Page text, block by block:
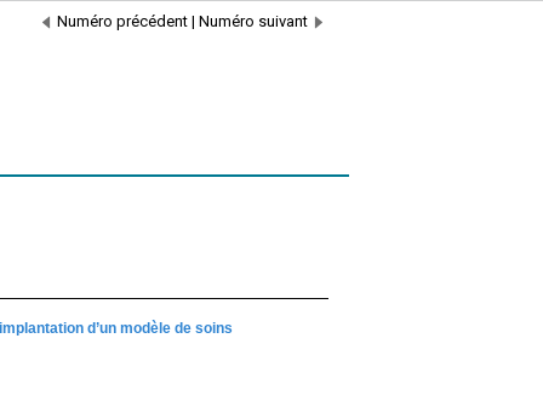
Numéro précédent | Numéro suivant
d’un modèle de soins